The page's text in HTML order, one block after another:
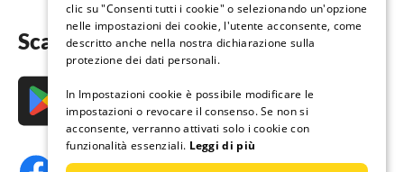
Scarica subito l’app
clic su "Consenti tutti i cookie" o selezionando un'opzione
nelle impostazioni dei cookie, l'utente acconsente, come
descritto anche nella nostra dichiarazione sulla
protezione dei dati personali.
In Impostazioni cookie è possibile modificare le
impostazioni o revocare il consenso. Se non si
acconsente, verranno attivati solo i cookie con
funzionalità essenziali. Leggi di più